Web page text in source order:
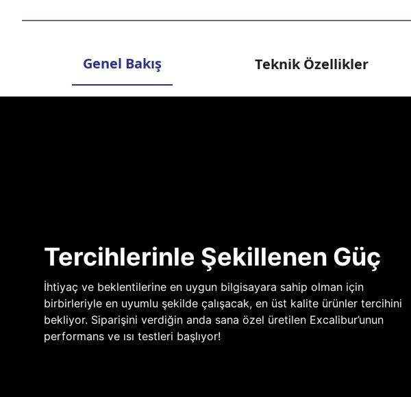
Genel Bakış Teknik Özellikler
Tercihlerinle Şekillenen Güç
İhtiyaç ve beklentilerine en uygun bilgisayara sahip olman için
birbirleriyle en uyumlu şekilde çalışacak, en üst kalite ürünler tercihini
bekliyor. Siparişini verdiğin anda sana özel üretilen Excalibur’unun
performans ve ısı testleri başlıyor!